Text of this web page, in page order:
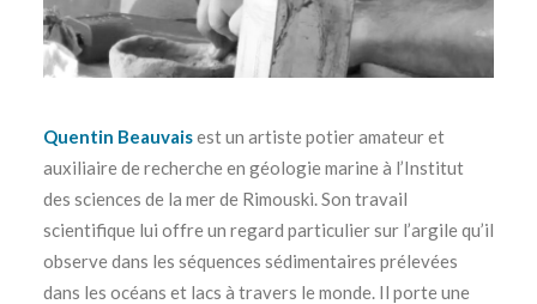
Quentin Beauvaisest un artiste potier amateur et
auxiliaire de recherche en géologie marine à l’Institut
des sciences de la mer de Rimouski. Son travail
scientifique lui offre un regard particulier sur l’argile qu’il
observe dans les séquences sédimentaires prélevées
dans les océans et lacs à travers le monde. Il porte une